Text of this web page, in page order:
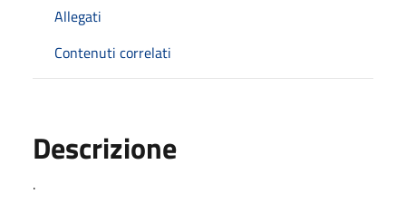
Allegati
Contenuti correlati
Descrizione
.